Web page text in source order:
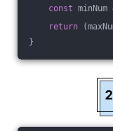
const minNum
return
}